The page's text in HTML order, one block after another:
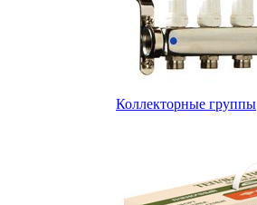
Коллекторные группы